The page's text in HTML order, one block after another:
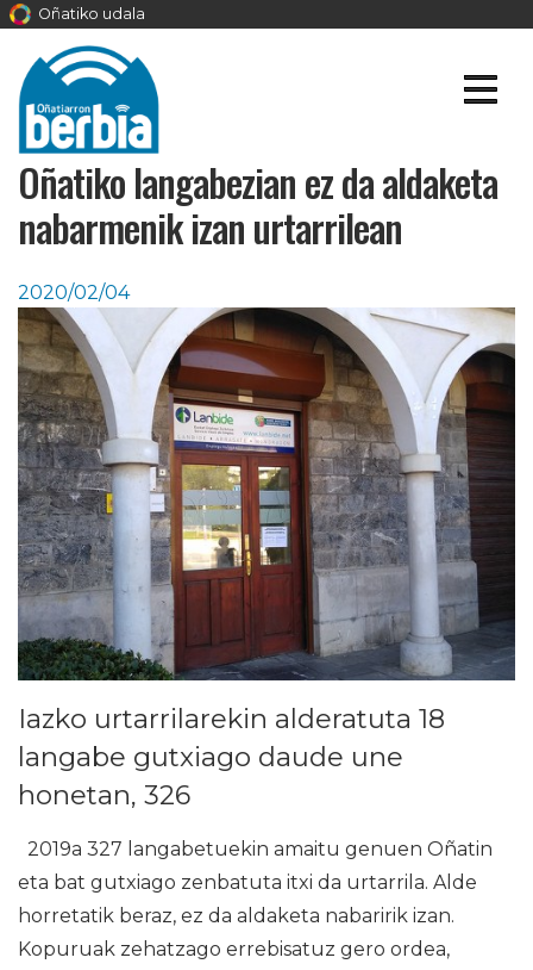
Oñatiko udala
Oñatiko langabezian ez da aldaketa
nabarmenik izan urtarrilean
2020/02/04
Iazko urtarrilarekin alderatuta 18
langabe gutxiago daude une
honetan, 326
2019a 327 langabetuekin amaitu genuen Oñatin
eta bat gutxiago zenbatuta itxi da urtarrila. Alde
horretatik beraz, ez da aldaketa nabaririk izan.
Kopuruak zehatzago errebisatuz gero ordea,